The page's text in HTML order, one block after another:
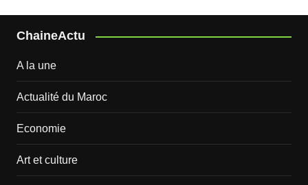
ChaineActu
A la une
Actualité du Maroc
Economie
Art et culture